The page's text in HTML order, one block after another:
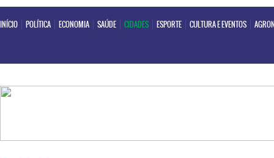
INÍCIO POLÍTICA ECONOMIA SAÚDE CIDADES ESPORTE CULTURA E EVENTOS